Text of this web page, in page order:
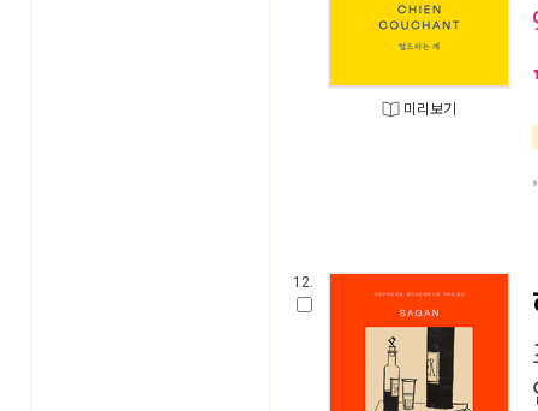
미리보기
12.